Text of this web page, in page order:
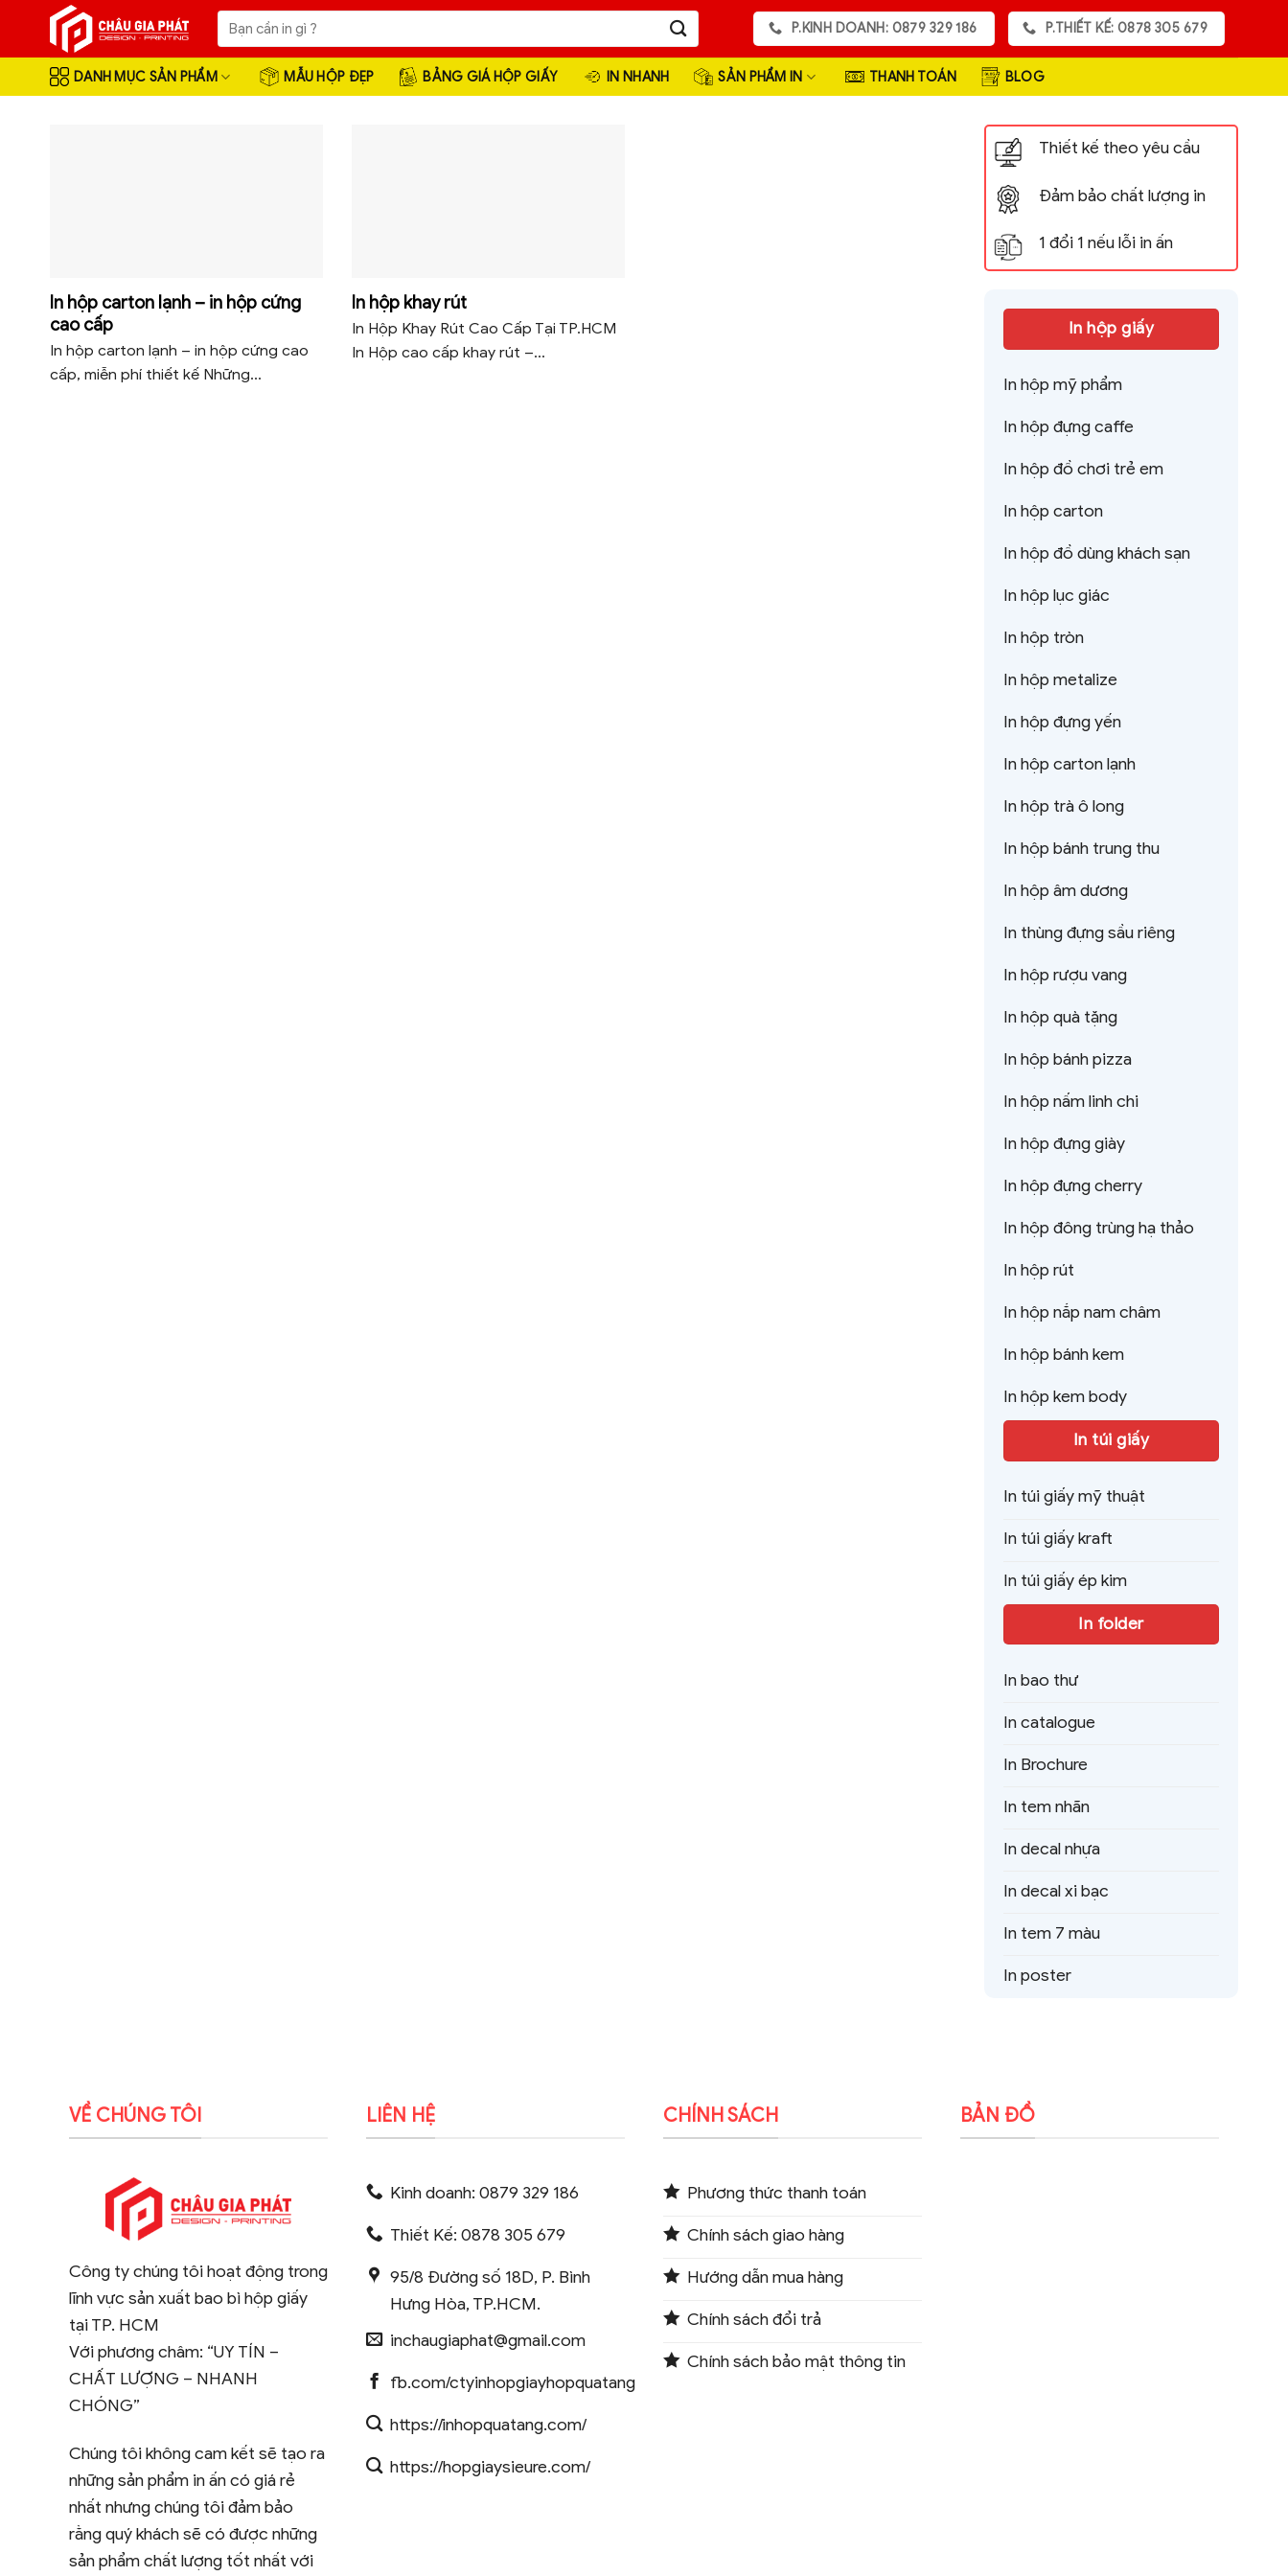
content
Tìm
kiếm:
P.KINH DOANH: 0879 329 186 P.THIẾT KẾ: 0878 305 679
DANH MỤC SẢN PHẨM MẪU HỘP ĐẸP BẢNG GIÁ HỘP GIẤY IN NHANH SẢN PHẨM IN THANH TOÁN BLOG
In hộp carton lạnh – in hộp cứng
cao cấp
In hộp carton lạnh – in hộp cứng cao
cấp, miễn phí thiết kế Những...
In hộp khay rút
In Hộp Khay Rút Cao Cấp Tại TP.HCM
In Hộp cao cấp khay rút –...
Thiết kế theo yêu cầu
Đảm bảo chất lượng in
1 đổi 1 nếu lỗi in ấn
In hộp giấy
In hộp mỹ phẩm
In hộp đựng caffe
In hộp đồ chơi trẻ em
In hộp carton
In hộp đồ dùng khách sạn
In hộp lục giác
In hộp tròn
In hộp metalize
In hộp đựng yến
In hộp carton lạnh
In hộp trà ô long
In hộp bánh trung thu
In hộp âm dương
In thùng đựng sầu riêng
In hộp rượu vang
In hộp quà tặng
In hộp bánh pizza
In hộp nấm linh chi
In hộp đựng giày
In hộp đựng cherry
In hộp đông trùng hạ thảo
In hộp rút
In hộp nắp nam châm
In hộp bánh kem
In hộp kem body
In túi giấy
In túi giấy mỹ thuật
In túi giấy kraft
In túi giấy ép kim
In folder
In bao thư
In catalogue
In Brochure
In tem nhãn
In decal nhựa
In decal xi bạc
In tem 7 màu
In poster
VỀ CHÚNG TÔI
Công ty chúng tôi hoạt động trong
lĩnh vực sản xuất bao bì hộp giấy
tại TP. HCM
Với phương châm: “UY TÍN –
CHẤT LƯỢNG – NHANH
CHÓNG”
Chúng tôi không cam kết sẽ tạo ra
những sản phẩm in ấn có giá rẻ
nhất nhưng chúng tôi đảm bảo
rằng quý khách sẽ có được những
sản phẩm chất lượng tốt nhất với
LIÊN HỆ
Kinh doanh: 0879 329 186
Thiết Kế: 0878 305 679
95/8 Đường số 18D, P. Bình
Hưng Hòa, TP.HCM.
inchaugiaphat@gmail.com
fb.com/ctyinhopgiayhopquatang
https://inhopquatang.com/
https://hopgiaysieure.com/
CHÍNH SÁCH
Phương thức thanh toán
Chính sách giao hàng
Hướng dẫn mua hàng
Chính sách đổi trả
Chính sách bảo mật thông tin
BẢN ĐỒ